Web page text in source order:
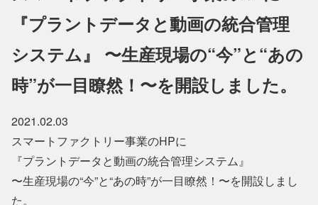
『プラントデータと動画の統合管理
システム』 〜生産現場の“今”と“あの
時”が一目瞭然！〜を開設しました。
2021.02.03
スマートファクトリー事業のHPに
『プラントデータと動画の統合管理システム』
〜生産現場の“今”と“あの時”が一目瞭然！〜を開設しまし
た。